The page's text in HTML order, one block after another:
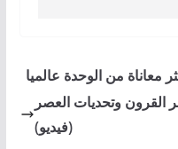
معاناة من الوحدة عالميا
القرون وتحديات العصر
(فيديو)